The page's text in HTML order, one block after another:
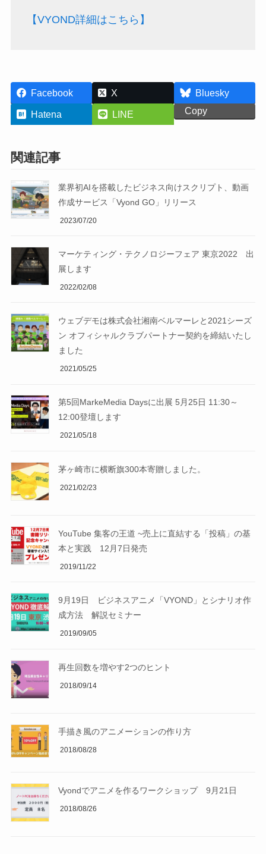
【VYOND詳細はこちら】
Facebook X
Bluesky
Hatena
LINE Copy
関連記事
業界初AIを搭載したビジネス向けスクリプト、動画
作成サービス「Vyond GO」リリース
2023/07/20
マーケティング・テクノロジーフェア 東京2022 出
展します
2022/02/08
ウェブデモは株式会社湘南ベルマーレと2021シーズ
ン オフィシャルクラブパートナー契約を締結いたし
ました
2021/05/25
第5回MarkeMedia Daysに出展 5月25日 11:30～
12:00登壇します
2021/05/18
茅ヶ崎市に横断旗300本寄贈しました。
2021/02/23
YouTube 集客の王道 ~売上に直結する「投稿」の基
本と実践 12月7日発売
2019/11/22
9月19日 ビジネスアニメ「VYOND」とシナリオ作
成方法 解説セミナー
2019/09/05
再生回数を増やす2つのヒント
2018/09/14
手描き風のアニメーションの作り方
2018/08/28
Vyondでアニメを作るワークショップ 9月21日
2018/08/26